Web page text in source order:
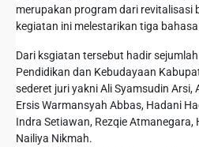
merupakan program dari revitalisasi
kegiatan ini melestarikan tiga
Dari ksgiatan tersebut hadir
Pendidikan dan Kebudayaan
sederet juri yakni Ali Syamsudin Arsi,
Ersis Warmansyah Abbas, Hadani
Indra Setiawan, Rezqie Atmanegara,
Nailiya Nikmah.